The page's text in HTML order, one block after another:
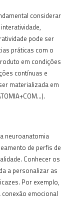
considerar
pode ser
práticas com o
em condições
contínuas e
materializada em
neuroanatomia
de perfis de
Conhecer os
a personalizar as
Por exemplo,
conexão emocional